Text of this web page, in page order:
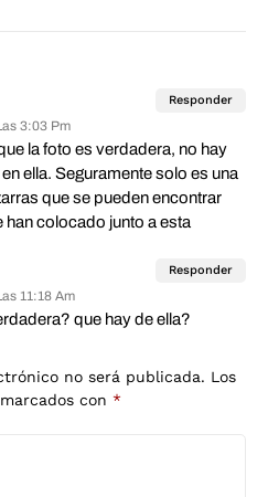
3:03 Pm
la foto es verdadera, no hay
ella. Seguramente solo es una
que se pueden encontrar
han colocado junto a esta
Responder
11:18 Am
que hay de ella?
Responder
no será publicada. Los
con *